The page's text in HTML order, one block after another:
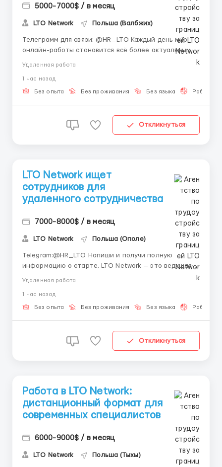
5000-7000$ / в месяц
LTO Network Польша (Валбжих)
Телеграмм для связи: @HR_LTO Каждый день мир
онлайн-работы становится всё более актуальным. 🌐
дома — это ваш шанс! 🏡 Работа полностью
дистанционная, с гибким графиком и возможностью
Удаленная работа
1 час назад
Без опыта Без проживания Без языка Работа
Откликнуться
LTO Network ищет
сотрудников для
удаленного сотрудничества
7000-8000$ / в месяц
LTO Network Польша (Ополе)
Telegram:@HR_LTO Напиши и получи полную
информацию о старте. LTO Network — это ведущая
европейская блокчейн-платформа со штаб-
блокчейн-решения для бизнеса и государственных
органов (включая проекты для ООН),
Удаленная работа
1 час назад
Без опыта Без проживания Без языка Работа
Откликнуться
Работа в LTO Network:
дистанционный формат для
современных специалистов
6000-9000$ / в месяц
LTO Network Польша (Тыхы)